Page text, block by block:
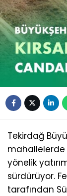
Tekirdağ
mahallelerde
yönelik
sürdürüyor.
tarafından